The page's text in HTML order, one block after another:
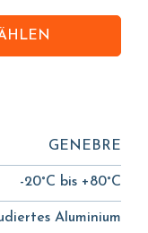
GENEBRE
-20°C bis +80°C
Aluminium